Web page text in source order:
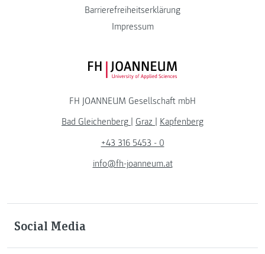
Barrierefreiheitserklärung
Impressum
FH JOANNEUM Logo
FH JOANNEUM Gesellschaft mbH
Bad Gleichenberg
Graz
Kapfenberg
+43 316 5453 - 0
info@fh-joanneum.at
Social Media